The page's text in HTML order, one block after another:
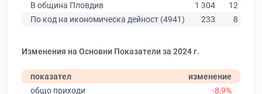
В община Пловдив
1 304
12 387
По код на икономическа дейност (4941)
233 8 756
Изменения на Основни Показатели за 2024 г.
показател
изменение
общо приходи
-8,9%